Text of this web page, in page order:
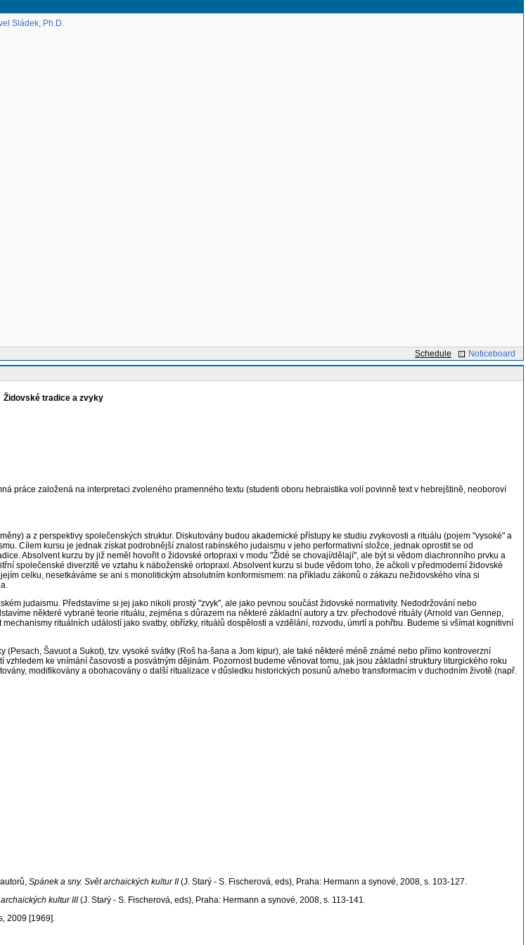
Sládek, Ph.D.
Schedule
Noticeboard
Židovské tradice a zvyky
práce založená na interpretaci zvoleného pramenného textu (studenti oboru hebraistika volí povinně text v hebrejštině, neoboroví
a z perspektivy společenských struktur. Diskutovány budou akademické přístupy ke studiu zvykovosti a rituálu (pojem "vysoké" a
Cílem kursu je jednak získat podrobnější znalost rabínského judaismu v jeho performativní složce, jednak oprostit se od
Absolvent kurzu by již neměl hovořit o židovské ortopraxi v modu "Židé se chovají/dělají", ale být si vědom diachronního prvku a
společenské diverzitě ve vztahu k náboženské ortopraxi. Absolvent kurzu si bude vědom toho, že ačkoli v předmoderní židovské
celku, nesetkáváme se ani s monolitickým absolutním konformismem: na příkladu zákonů o zákazu nežidovského vína si
judaismu. Představíme si jej jako nikoli prostý "zvyk", ale jako pevnou součást židovské normativity. Nedodržování nebo
některé vybrané teorie rituálu, zejména s důrazem na některé základní autory a tzv. přechodové rituály (Arnold van Gennep,
rituálních událostí jako svatby, obřízky, rituálů dospělosti a vzdělání, rozvodu, úmrtí a pohřbu. Budeme si všímat kognitivní
Šavuot a Sukot), tzv. vysoké svátky (Roš ha-šana a Jom kipur), ale také některé méně známé nebo přímo kontroverzní
ke vnímání časovosti a posvátným dějinám. Pozornost budeme věnovat tomu, jak jsou základní struktury liturgického roku
modifikovány a obohacovány o další ritualizace v důsledku historických posunů a/nebo transformacím v duchodním životě (např.
Spánek a sny. Svět archaických kultur II(J. Starý - S. Fischerová, eds), Praha: Hermann a synové, 2008, s. 103-127.
kultur III(J. Starý - S. Fischerová, eds), Praha: Hermann a synové, 2008, s. 113-141.
2009 [1969].